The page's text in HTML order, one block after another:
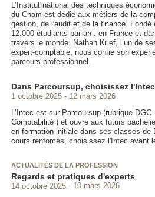
L’Institut national des techniques
du Cnam est dédié aux métiers de la
gestion, de l'audit et de la finance. Fondé
12.000 étudiants par an : en France et
travers le monde. Nathan Krief, l’un de
expert-comptable, nous confie son
parcours professionnel.
Dans Parcoursup, choisissez
1 octobre 2025
12 mars 2026
L’Intec est sur Parcoursup (rubrique
Comptabilité ) et ouvre aux futurs
en formation initiale dans ses classes de
cours renforcés, choisissez l'Intec avant
ACTUALITÉS DE LA PROFESSION
Regards et pratiques d'experts
14 octobre 2025
10 mars 2026